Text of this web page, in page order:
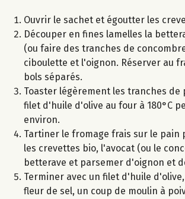
Ouvrir le sachet et égoutter les
Découper en fines lamelles la
(ou faire des tranches de
ciboulette et l'oignon. Réserver au
bols séparés.
Toaster légèrement les tranches de
filet d'huile d'olive au four à 180°C
environ.
Tartiner le fromage frais sur le pain
les crevettes bio, l'avocat (ou le
betterave et parsemer d'oignon et
Terminer avec un filet d'huile
fleur de sel, un coup de moulin à